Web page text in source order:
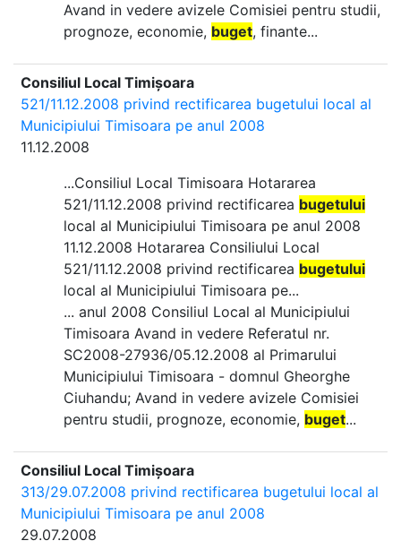
Avand in vedere avizele Comisiei pentru studii,
prognoze, economie, buget, finante...
Consiliul Local Timișoara
521/11.12.2008 privind rectificarea bugetului local al
Municipiului Timisoara pe anul 2008
11.12.2008
...Consiliul Local Timisoara Hotararea
521/11.12.2008 privind rectificarea bugetului
local al Municipiului Timisoara pe anul 2008
11.12.2008 Hotararea Consiliului Local
521/11.12.2008 privind rectificarea bugetului
local al Municipiului Timisoara pe...
... anul 2008 Consiliul Local al Municipiului
Timisoara Avand in vedere Referatul nr.
SC2008-27936/05.12.2008 al Primarului
Municipiului Timisoara - domnul Gheorghe
Ciuhandu; Avand in vedere avizele Comisiei
pentru studii, prognoze, economie, buget...
Consiliul Local Timișoara
313/29.07.2008 privind rectificarea bugetului local al
Municipiului Timisoara pe anul 2008
29.07.2008